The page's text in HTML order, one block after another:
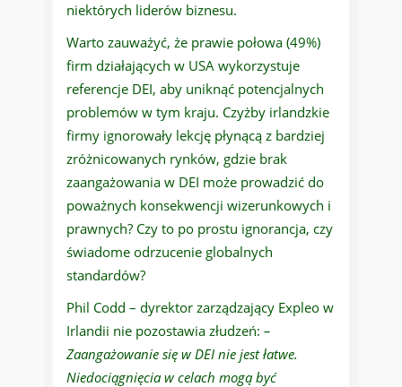
niektórych liderów biznesu.
Warto zauważyć, że prawie połowa (49%)
firm działających w USA wykorzystuje
referencje DEI, aby uniknąć potencjalnych
problemów w tym kraju. Czyżby irlandzkie
firmy ignorowały lekcję płynącą z bardziej
zróżnicowanych rynków, gdzie brak
zaangażowania w DEI może prowadzić do
poważnych konsekwencji wizerunkowych i
prawnych? Czy to po prostu ignorancja, czy
świadome odrzucenie globalnych
standardów?
Phil Codd – dyrektor zarządzający Expleo w
Irlandii nie pozostawia złudzeń: –
Zaangażowanie się w DEI nie jest łatwe.
Niedociągnięcia w celach mogą być